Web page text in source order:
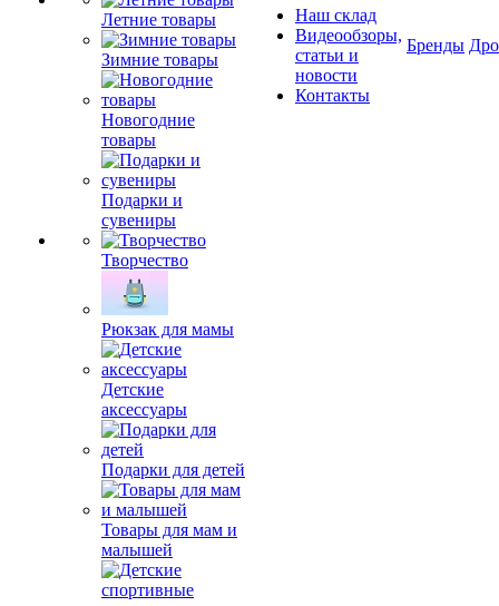
Летние товары
Зимние товары
Новогодние
товары
Подарки и
сувениры
Творчество
Рюкзак для мамы
Детские
аксессуары
Подарки для детей
Товары для мам и
малышей
Наш склад
Видеообзоры,
статьи и
новости
Контакты
Бренды